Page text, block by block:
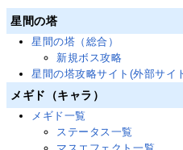
星間の塔
星間の塔（総合）
新規ボス攻略
星間の塔攻略サイト(外部サイ
メギド（キャラ）
メギド一覧
ステータス一覧